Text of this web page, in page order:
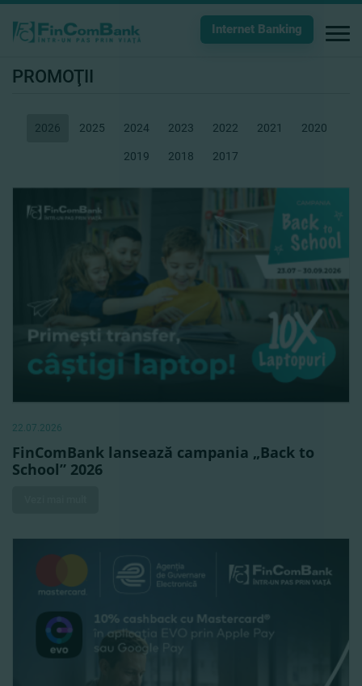
Internet Banking
PROMOŢII
2026 2025 2024 2023 2022 2021 2020
2019 2018 2017
22.07.2026
FinComBank lansează campania „Back to
School” 2026